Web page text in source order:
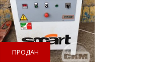
ПРОДАН